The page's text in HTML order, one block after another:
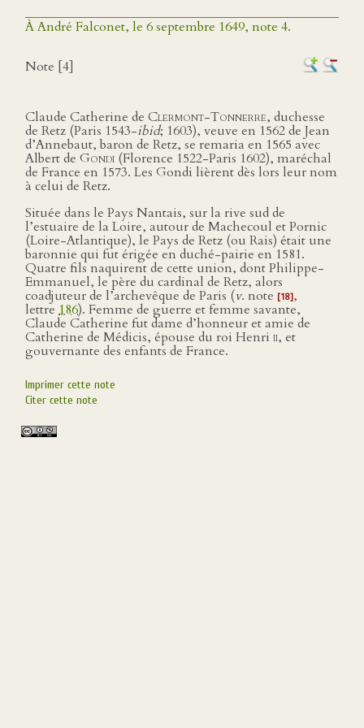
À André Falconet, le 6 septembre 1649, note 4.
Note [4]
Claude Catherine de Clermont-Tonnerre, duchesse
de Retz (Paris 1543-ibid; 1603), veuve en 1562 de Jean
d’Annebaut, baron de Retz, se remaria en 1565 avec
Albert de Gondi (Florence 1522-Paris 1602), maréchal
de France en 1573. Les Gondi lièrent dès lors leur nom
à celui de Retz.
Située dans le Pays Nantais, sur la rive sud de
l’estuaire de la Loire, autour de Machecoul et Pornic
(Loire-Atlantique), le Pays de Retz (ou Rais) était une
baronnie qui fut érigée en duché-pairie en 1581.
Quatre fils naquirent de cette union, dont Philippe-
Emmanuel, le père du cardinal de Retz, alors
coadjuteur de l’archevêque de Paris (v. note [18],
lettre 186). Femme de guerre et femme savante,
Claude Catherine fut dame d’honneur et amie de
Catherine de Médicis, épouse du roi Henri ii, et
gouvernante des enfants de France.
Imprimer cette note
Citer cette note